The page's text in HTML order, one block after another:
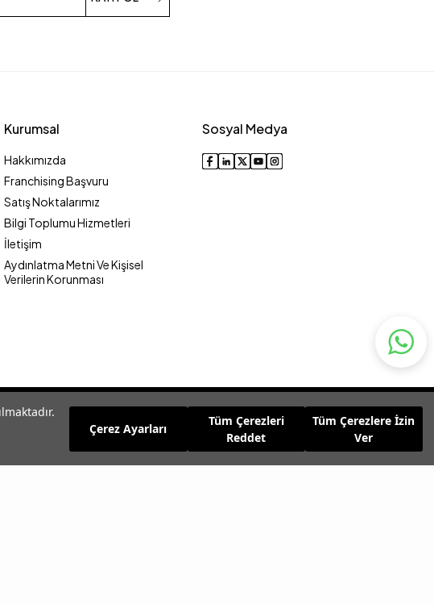
Çerez Ayarları
Tüm Çerezleri
Reddet
Tüm Çerezlere İzin
Ver
Kurumsal
Hakkımızda
Franchising Başvuru
Satış Noktalarımız
Bilgi Toplumu Hizmetleri
İletişim
Aydınlatma Metni Ve Kişisel
Verilerin Korunması
Sosyal Medya